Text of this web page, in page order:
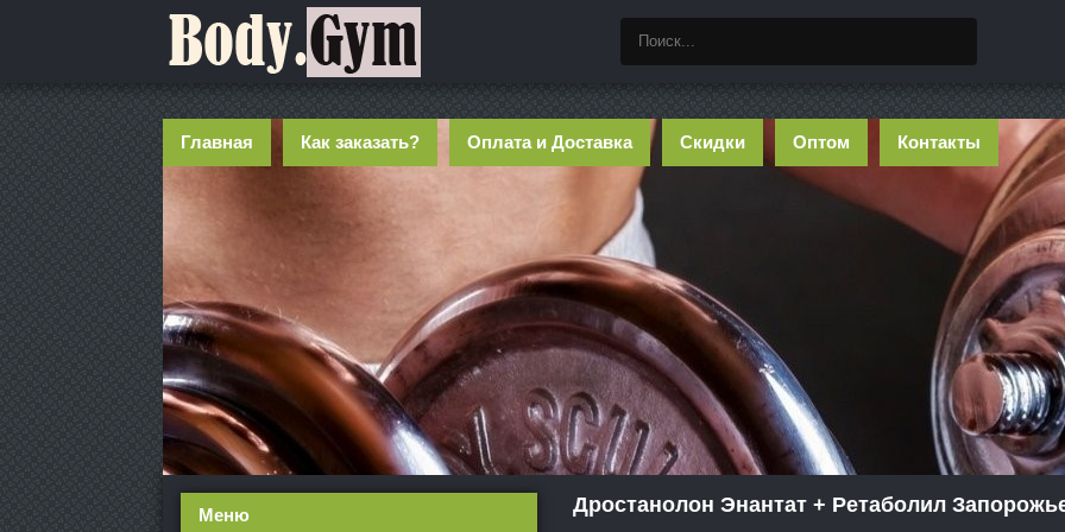
Главная Как заказать? Оплата и Доставка Скидки Оптом Контакты
Дростанолон Энантат + Ретаболил
Меню